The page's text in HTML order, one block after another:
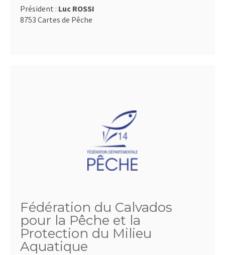
Président : Luc ROSSI
8753 Cartes de Pêche
Fédération du Calvados
pour la Pêche et la
Protection du Milieu
Aquatique